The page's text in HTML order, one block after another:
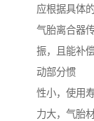
应根据具体
气胎离合器
振，且能补
动部分惯
性小，使用
力大，气胎